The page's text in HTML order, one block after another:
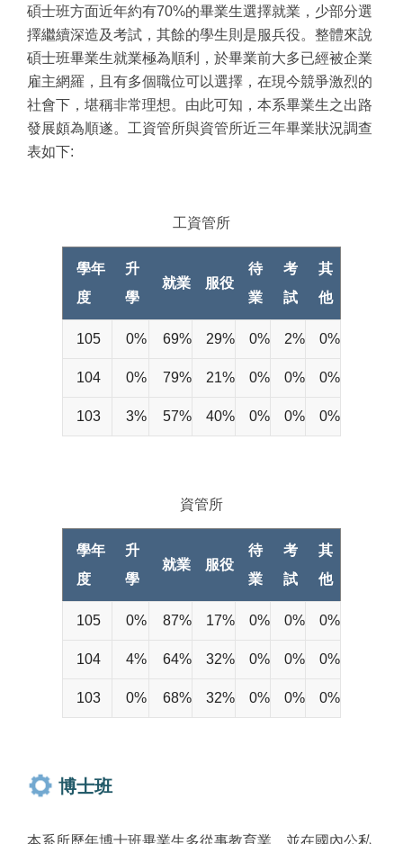
碩士班方面近年約有70%的畢業生選擇就業，少部分選
擇繼續深造及考試，其餘的學生則是服兵役。整體來說
碩士班畢業生就業極為順利，於畢業前大多已經被企業
雇主網羅，且有多個職位可以選擇，在現今競爭激烈的
社會下，堪稱非常理想。由此可知，本系畢業生之出路
發展頗為順遂。工資管所與資管所近三年畢業狀況調查
表如下:
工資管所
學年
度
升
學
就業 服役
待
業
考
試
其
他
105 0% 69% 29% 0% 2% 0%
104 0% 79% 21% 0% 0% 0%
103 3% 57% 40% 0% 0% 0%
資管所
學年
度
升
學
就業 服役
待
業
考
試
其
他
105 0% 87% 17% 0% 0% 0%
104 4% 64% 32% 0% 0% 0%
103 0% 68% 32% 0% 0% 0%
博士班
本系所歷年博士班畢業生多從事教育業，並在國內公私